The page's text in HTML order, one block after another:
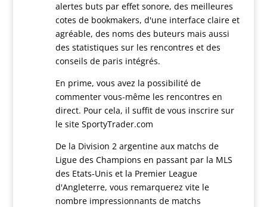
alertes buts par effet sonore, des meilleures
cotes de bookmakers, d'une interface claire et
agréable, des noms des buteurs mais aussi
des statistiques sur les rencontres et des
conseils de paris intégrés.
En prime, vous avez la possibilité de
commenter vous-même les rencontres en
direct. Pour cela, il suffit de vous inscrire sur
le site SportyTrader.com
De la Division 2 argentine aux matchs de
Ligue des Champions en passant par la MLS
des Etats-Unis et la Premier League
d'Angleterre, vous remarquerez vite le
nombre impressionnants de matchs